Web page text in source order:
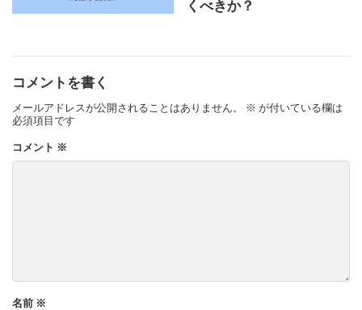
くべきか？
コメントを書く
メールアドレスが公開されることはありません。 ※ が付いている欄は
必須項目です
コメント ※
名前 ※